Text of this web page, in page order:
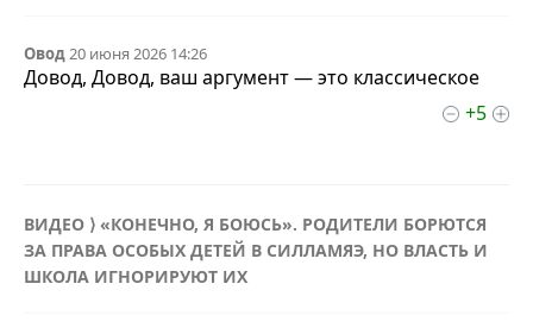
Овод20 июня 2026 14:26
Довод, Довод, ваш аргумент — это классическое
+5
ВИДЕО ⟩ «КОНЕЧНО, Я БОЮСЬ». РОДИТЕЛИ БОРЮТСЯ
ЗА ПРАВА ОСОБЫХ ДЕТЕЙ В СИЛЛАМЯЭ, НО ВЛАСТЬ И
ШКОЛА ИГНОРИРУЮТ ИХ